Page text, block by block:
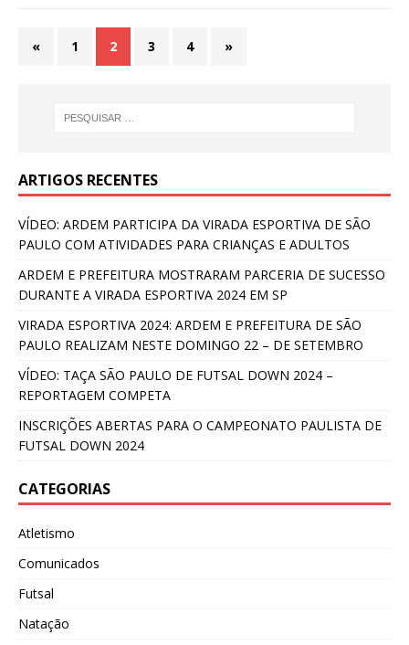
« 1 2 3 4 »
ARTIGOS RECENTES
VÍDEO: ARDEM PARTICIPA DA VIRADA ESPORTIVA DE SÃO
PAULO COM ATIVIDADES PARA CRIANÇAS E ADULTOS
ARDEM E PREFEITURA MOSTRARAM PARCERIA DE SUCESSO
DURANTE A VIRADA ESPORTIVA 2024 EM SP
VIRADA ESPORTIVA 2024: ARDEM E PREFEITURA DE SÃO
PAULO REALIZAM NESTE DOMINGO 22 – DE SETEMBRO
VÍDEO: TAÇA SÃO PAULO DE FUTSAL DOWN 2024 –
REPORTAGEM COMPETA
INSCRIÇÕES ABERTAS PARA O CAMPEONATO PAULISTA DE
FUTSAL DOWN 2024
CATEGORIAS
Atletismo
Comunicados
Futsal
Natação